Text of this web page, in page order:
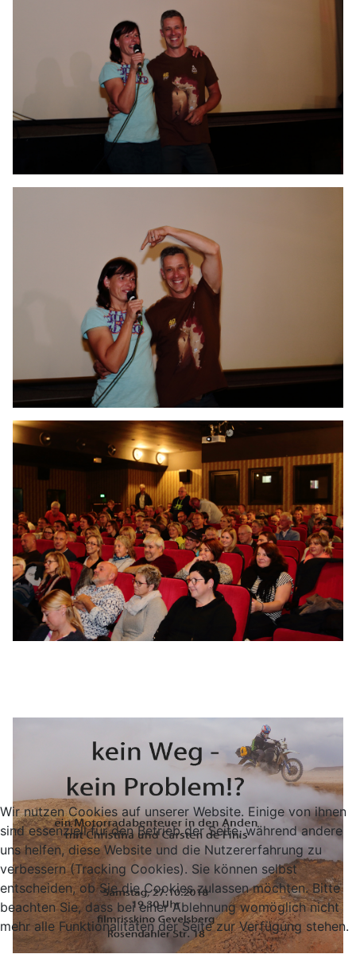
Wir nutzen Cookies auf unserer Website. Einige von ihnen
sind essenziell für den Betrieb der Seite, während andere
uns helfen, diese Website und die Nutzererfahrung zu
verbessern (Tracking Cookies). Sie können selbst
entscheiden, ob Sie die Cookies zulassen möchten. Bitte
beachten Sie, dass bei einer Ablehnung womöglich nicht
mehr alle Funktionalitäten der Seite zur Verfügung stehen.